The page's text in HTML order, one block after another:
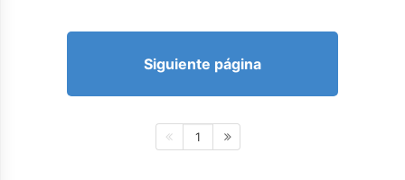
Siguiente página
1